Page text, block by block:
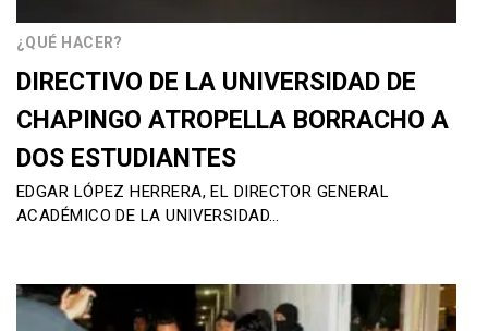
¿QUÉ HACER?
DIRECTIVO DE LA UNIVERSIDAD DE
CHAPINGO ATROPELLA BORRACHO A
DOS ESTUDIANTES
EDGAR LÓPEZ HERRERA, EL DIRECTOR GENERAL
ACADÉMICO DE LA UNIVERSIDAD…